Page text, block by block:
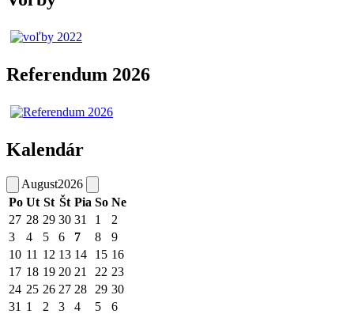
Referendum 2026
Kalendár
August2026
Po Ut St Št Pia So Ne
27 28 29 30 31 1
2
3
4 5 6 7 8
9
10 11 12 13 14 15 16
17 18 19 20 21 22 23
24 25 26 27 28 29 30
31 1 2 3 4 5 6